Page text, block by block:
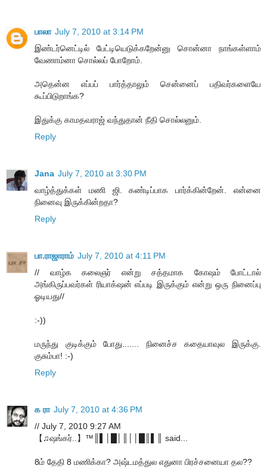
பாலா July 7, 2010 at 3:14 PM
இண்டர்னெட்டில் பேட்டியெடுக்கறேன்னு சொன்னா நாங்கள்ளாம்
வேணாம்னா சொல்லப் போறோம்.
அதென்ன எப்பப் பார்த்தாலும் சென்னைப் பதிவர்களையே
கூப்பிடுறாங்க?
இதுக்கு காமதவராஜ் வந்துதான் நீதி சொல்லனும்.
Reply
Jana July 7, 2010 at 3:30 PM
வாழ்த்துக்கள் மணி ஜி. கண்டிப்பாக பார்க்கின்றேன். என்னை
நினைவு இருக்கின்றதா?
Reply
பா.ராஜாராம் July 7, 2010 at 4:11 PM
// வாழ்க கலைஞர் என்று சத்தமாக கோஷம் போட்டால்
அங்கிருப்பவர்கள் ரியாக்‌ஷன் எப்படி இருக்கும் என்று ஒரு நினைப்பு
ஓடியது//
:-))
மருந்து குடிக்கும் போது....... நினைச்ச கதையாவுல இருக்கு.
குசும்பா! :-)
Reply
க ரா July 7, 2010 at 4:36 PM
// July 7, 2010 9:27 AM
【♫ஷங்கர்..】™║▌│█│║││█║▌║ said...
8ம் தேதி 8 மணிக்கா? அஷ்டமத்துல எதுனா பிரச்சனையா தல??